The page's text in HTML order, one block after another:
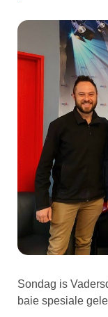
Sondag is
baie spesiale